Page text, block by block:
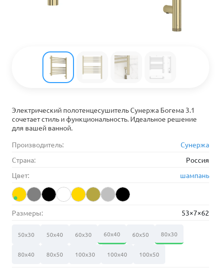
Электрический полотенцесушитель Сунержа Богема 3.1
сочетает стиль и функциональность. Идеальное решение
для вашей ванной.
Производитель:
Сунержа
Страна:
Россия
Цвет:
шампань
Размеры: 53×7×62
50х30 50х40 60х30 60х40 60х50 80х30
80х40 80х50 100х30 100х40 100х50